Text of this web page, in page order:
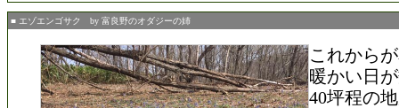
■ エゾエンゴサク by 富良野のオダジーの姉
これから
暖かい日
40坪程の